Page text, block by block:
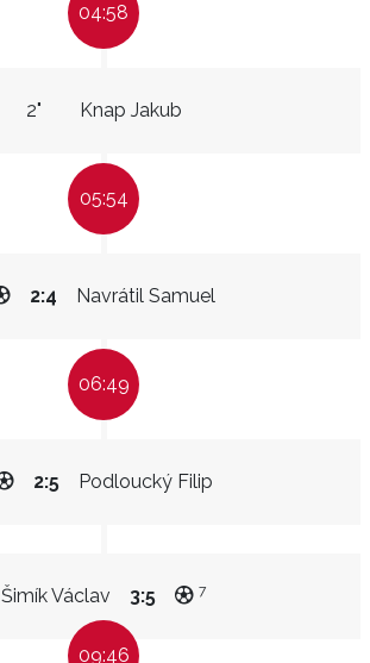
04:58
Knap Jakub
2"
05:54
Navrátil Samuel
2:4
06:49
Podloucký Filip
2:5
Šimík Václav 3:5 7
09:46